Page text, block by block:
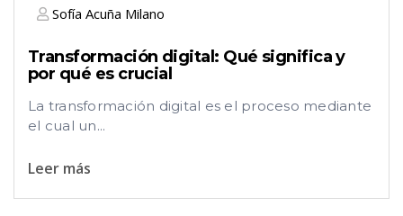
Sofía Acuña Milano
Transformación digital: Qué significa y
por qué es crucial
La transformación digital es el proceso mediante
el cual un...
Leer más